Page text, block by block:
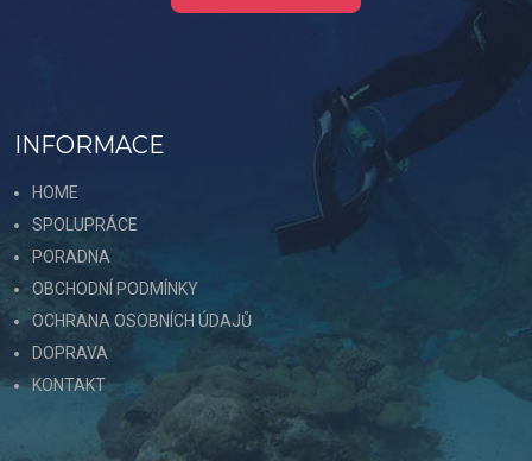
INFORMACE
HOME
SPOLUPRÁCE
PORADNA
OBCHODNÍ PODMÍNKY
OCHRANA OSOBNÍCH ÚDAJŮ
DOPRAVA
KONTAKT